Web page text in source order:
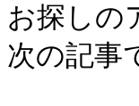
お探しの
次の記事